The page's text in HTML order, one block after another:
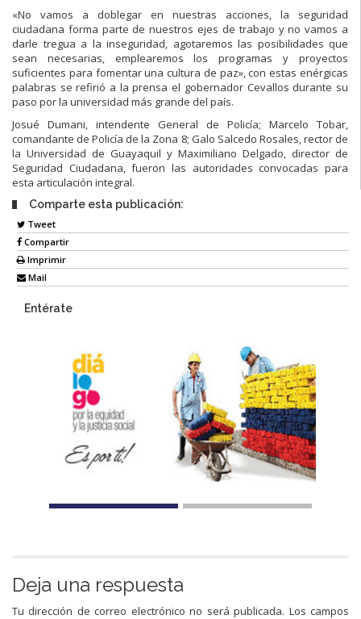
«No vamos a doblegar en nuestras acciones, la seguridad
ciudadana forma parte de nuestros ejes de trabajo y no vamos a
darle tregua a la inseguridad, agotaremos las posibilidades que
sean necesarias, emplearemos los programas y proyectos
suficientes para fomentar una cultura de paz», con estas enérgicas
palabras se refirió a la prensa el gobernador Cevallos durante su
paso por la universidad más grande del país.
Josué Dumani, intendente General de Policía; Marcelo Tobar,
comandante de Policía de la Zona 8; Galo Salcedo Rosales, rector de
la Universidad de Guayaquil y Maximiliano Delgado, director de
Seguridad Ciudadana, fueron las autoridades convocadas para
esta articulación integral.
Comparte esta publicación:
Tweet
Compartir
Imprimir
Mail
Entérate
Deja una respuesta
Tu dirección de correo electrónico no será publicada. Los campos